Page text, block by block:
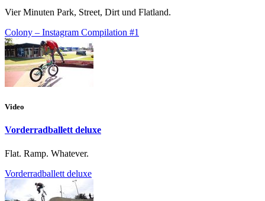
Vier Minuten Park, Street, Dirt und Flatland.
Colony – Instagram Compilation #1
Video
Vorderradballett deluxe
Flat. Ramp. Whatever.
Vorderradballett deluxe